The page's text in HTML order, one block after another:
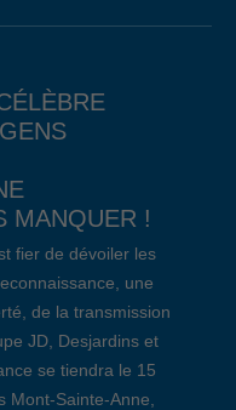
MANQUER !
fier de dévoiler les
une
de la transmission
JD, Desjardins et
se tiendra le 15
Mont-Sainte-Anne,